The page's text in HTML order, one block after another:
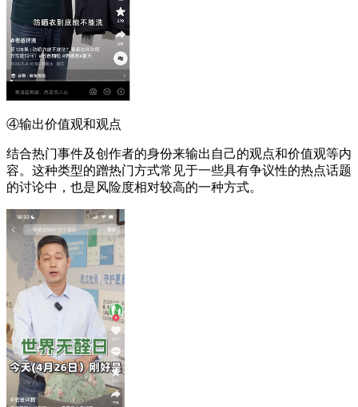
④输出价值观和观点
结合热门事件及创作者的身份来输出自己的观点和价值观等内
容。这种类型的蹭热门方式常见于一些具有争议性的热点话题
的讨论中，也是风险度相对较高的一种方式。